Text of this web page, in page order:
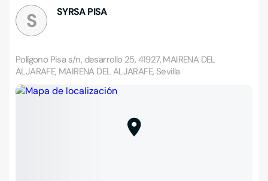
S SYRSA PISA
Polígono Pisa s/n, desarrollo 25, 41927, MAIRENA DEL
ALJARAFE, MAIRENA DEL ALJARAFE, Sevilla